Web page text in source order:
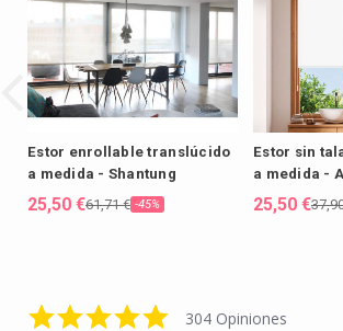
Estor enrollable translúcido
a medida - Shantung
25,50 €61,71 € -45%
Estor sin
a medida -
25,50 €
4.8 star rating
304 Opiniones